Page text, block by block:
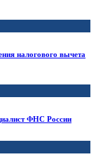
налогового вычета
ФНС России